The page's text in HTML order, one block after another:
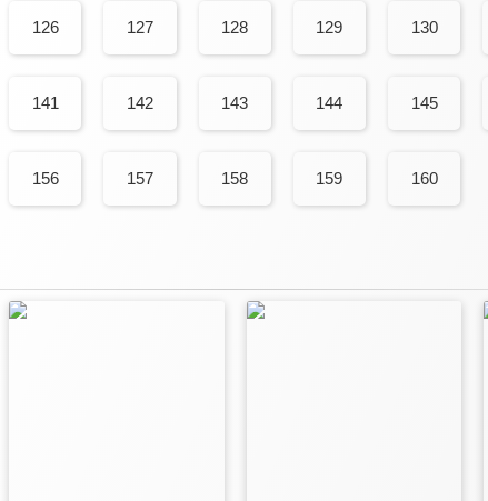
126 127 128 129 130
141 142 143 144 145
156 157 158 159 160